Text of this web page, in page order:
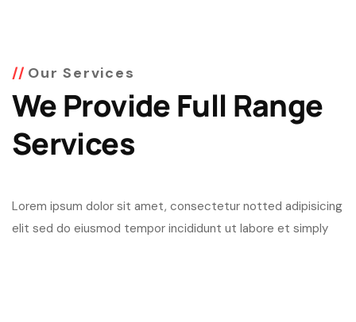
Our Services
We Provide Full Range
Services
Lorem ipsum dolor sit amet, consectetur notted adipisicing
elit sed do eiusmod tempor incididunt ut labore et simply